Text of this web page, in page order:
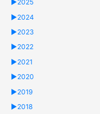
►2025
►2024
►2023
►2022
►2021
►2020
►2019
►2018